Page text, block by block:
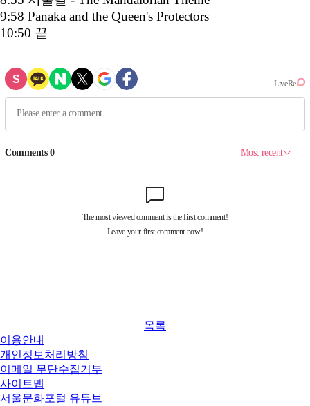
9:58 Panaka and the Queen's Protectors
10:50 끝
목록
이용안내
개인정보처리방침
이메일 무단수집거부
사이트맵
서울문화포털 유튜브